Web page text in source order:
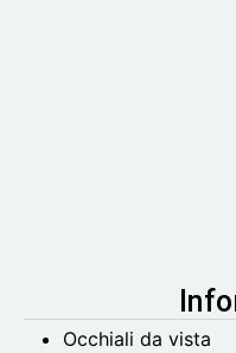
Occhiali da vista